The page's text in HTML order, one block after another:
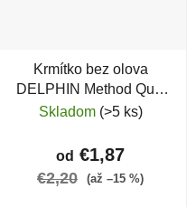
Krmítko bez olova
DELPHIN Method Quix
Eco L
Skladom (>5 ks)
od €1,87
€2,20 (až –15 %)